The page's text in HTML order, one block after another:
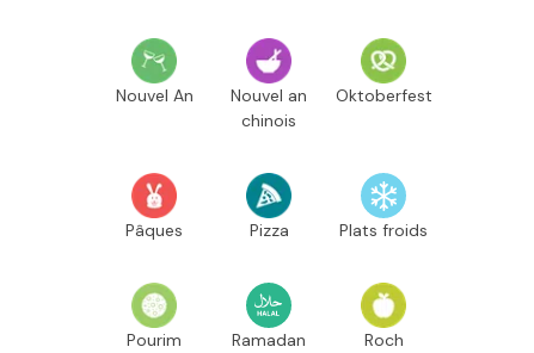
Nouvel An
Nouvel an
chinois
Oktoberfest
Pâques Pizza Plats froids
Pourim Ramadan Roch